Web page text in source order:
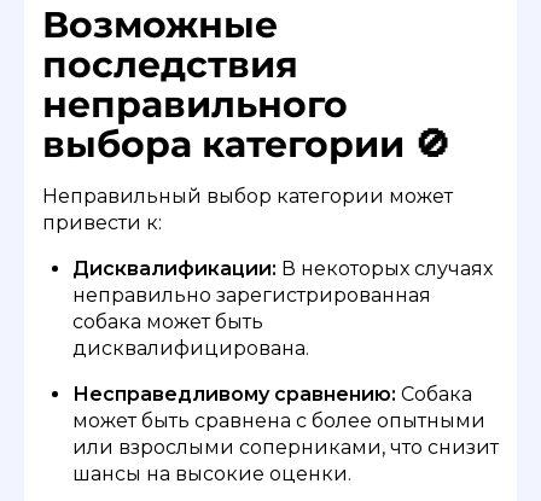
Возможные
последствия
неправильного
выбора категории 🚫
Неправильный выбор категории может
привести к:
Дисквалификации: В некоторых случаях
неправильно зарегистрированная
собака может быть
дисквалифицирована.
Несправедливому сравнению: Собака
может быть сравнена с более опытными
или взрослыми соперниками, что снизит
шансы на высокие оценки.